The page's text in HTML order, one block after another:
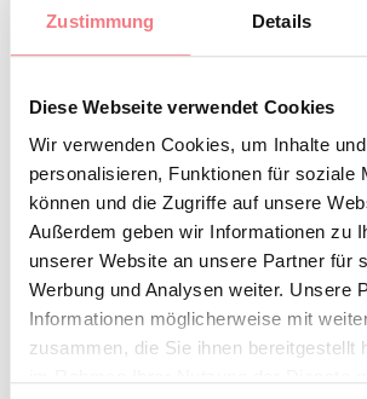
Zustimmung Details
Diese Webseite verwendet Cookies
Wir verwenden Cookies, um Inhalte
personalisieren, Funktionen für soziale
können und die Zugriffe auf unsere
Außerdem geben wir Informationen zu
unserer Website an unsere Partner für
Werbung und Analysen weiter. Unsere
Informationen möglicherweise mit
zusammen, die Sie ihnen bereitgestellt
BLEIBEN SIE IN
KONTAKT
Abonnieren Sie den Newsletter
Dolomiten!
Sie erhalten Nachrichten,